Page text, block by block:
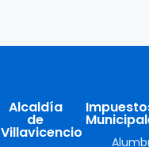
Alcaldía
de
Villavicencio